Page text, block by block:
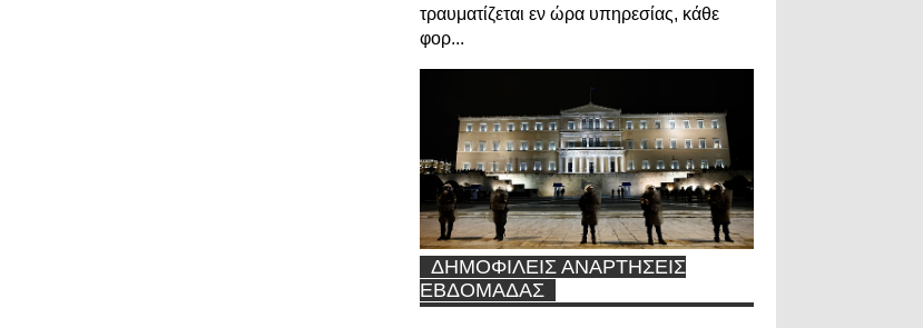
τραυματίζεται εν ώρα υπηρεσίας, κάθε
φορ...
ΔΗΜΟΦΙΛΕΙΣ ΑΝΑΡΤΗΣΕΙΣ
ΕΒΔΟΜΑΔΑΣ